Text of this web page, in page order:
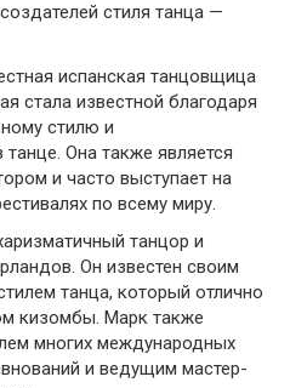
стиля танца —
испанская танцовщица
стала известной благодаря
стилю и
Она также является
и часто выступает на
по всему миру.
танцор и
Он известен своим
танца, который отлично
кизомбы. Марк также
многих международных
и ведущим мастер-